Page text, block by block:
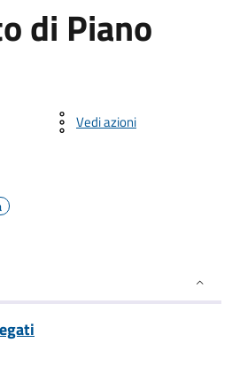
di Piano
Vedi azioni